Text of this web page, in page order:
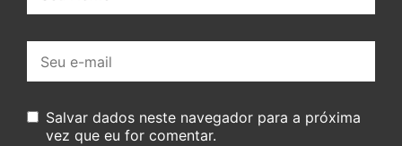
mail:
Salvar dados neste navegador para a próxima
vez que eu for comentar.